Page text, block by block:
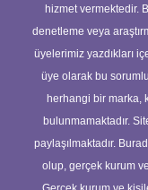
hizmet vermektedir.
denetleme veya
üyelerimiz yazdıkları
üye olarak bu
herhangi bir marka,
bulunmamaktadır.
paylaşılmaktadır.
olup, gerçek kurum